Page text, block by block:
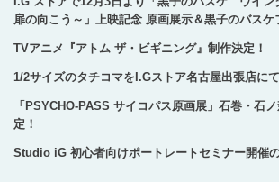
扉の向こう～」上映記念 原画展示＆黒子のバスケ
TVアニメ『アトム ザ・ビギニング』制作決定！
1/2サイズのタチコマをI.Gストア名古屋出張店に
「PSYCHO-PASS サイコパス原画展」石巻・石
定！
Studio iG 初心者向けポートレートセミナー開催